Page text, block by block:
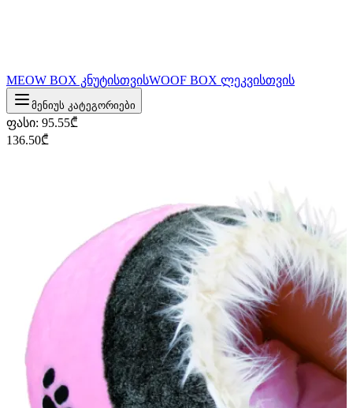
MEOW BOX კნუტისთვისWOOF BOX ლეკვისთვის
მენიუს კატეგორიები
ფასი: 95.55₾
136.50₾